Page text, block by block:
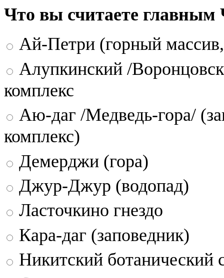
Что вы считаете
Ай-Петри (горный
Алупкинский /
комплекс
Аю-даг /Медведь-гора/
комплекс)
Демерджи (гора)
Джур-Джур (водопад)
Ласточкино гнездо
Кара-даг (заповедник)
Никитский ботанический